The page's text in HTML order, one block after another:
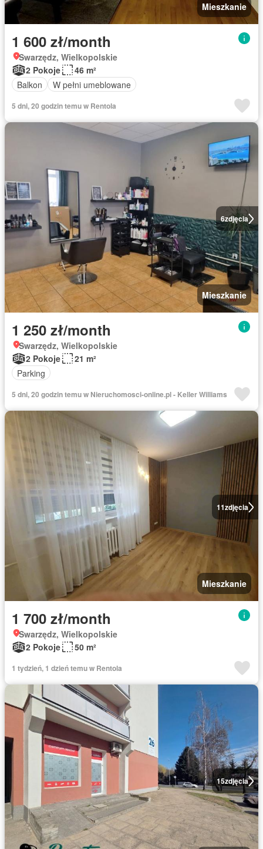
Mieszkanie
1 600 zł/month
Swarzędz, Wielkopolskie
2 Pokoje
46 m²
Balkon
W pełni umeblowane
5 dni, 20 godzin temu w Rentola
6zdjęcia
Mieszkanie
1 250 zł/month
Swarzędz, Wielkopolskie
2 Pokoje
21 m²
Parking
5 dni, 20 godzin temu w Nieruchomosci-online.pl - Keller Williams
11zdjęcia
Mieszkanie
1 700 zł/month
Swarzędz, Wielkopolskie
2 Pokoje
50 m²
1 tydzień, 1 dzień temu w Rentola
15zdjęcia